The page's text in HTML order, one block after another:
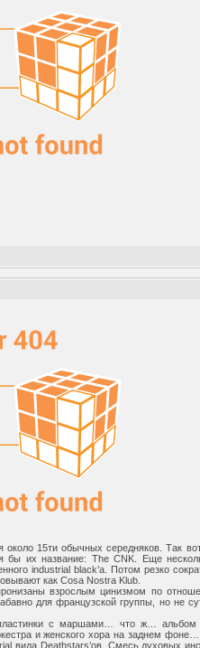
15ти обычных середняков. Так
бы их название: The CNK. Еще
industrial black’а. Потом резко
как Cosa Nostra Klub.
взрослым цинизмом по
для французской группы, но не
с маршами… что ж…
и женского хора на заднем
вида Deathstars’ов. Смесь духовых